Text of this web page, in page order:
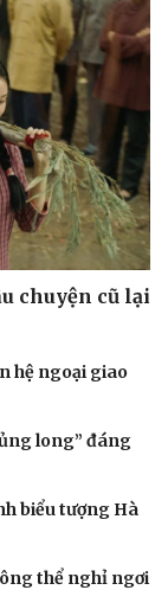
chuyện cũ lại
hệ ngoại giao
long” đáng
biểu tượng Hà
thể nghỉ ngơi